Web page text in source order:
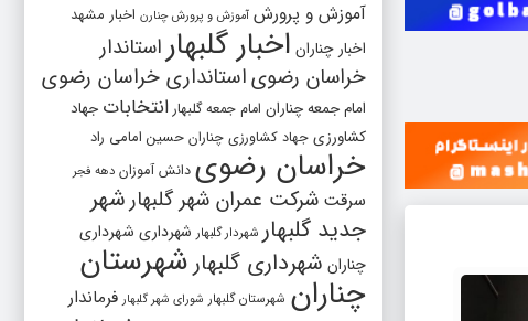
آموزش و پرورش آموزش و پرورش چنارن اخبار مشهد
اخبار چناران اخبار گلبهار استاندار
خراسان رضویاستانداری خراسان رضوی
امام جمعه چناران امام جمعه گلبهار انتخابات جهاد
کشاورزی جهاد کشاورزی چناران حسین امامی راد
خراسان رضوی دانش آموزان دهه فجر
سرقت شرکت عمران شهر گلبهارشهر
جدید گلبهار شهردار گلبهار شهرداری شهرداری
چناران شهرداری گلبهار شهرستان
چناران شهرستان گلبهار شورای شهر گلبهار فرماندار